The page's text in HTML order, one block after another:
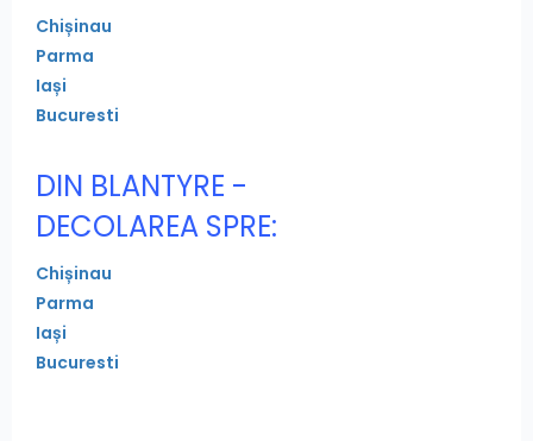
Chișinau
Parma
Iași
Bucuresti
DIN BLANTYRE -
DECOLAREA SPRE:
Chișinau
Parma
Iași
Bucuresti